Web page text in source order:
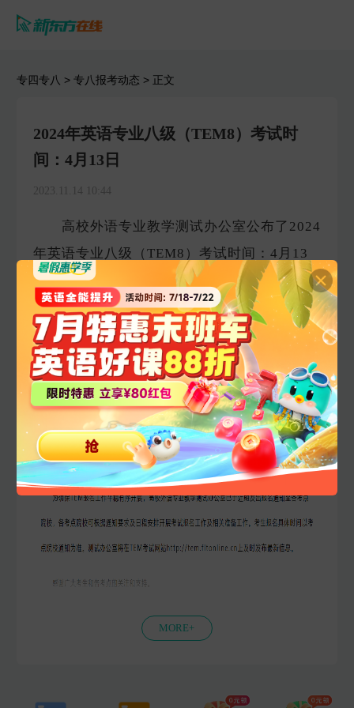
专四专八 > 专八报考动态 > 正文
2024年英语专业八级（TEM8）考试时
间：4月13日
2023.11.14 10:44
高校外语专业教学测试办公室公布了2024
年英语专业八级（TEM8）考试时间：4月13
日，本次考试的报名对象已公布，报名时间请
等待进一步通知。
MORE+